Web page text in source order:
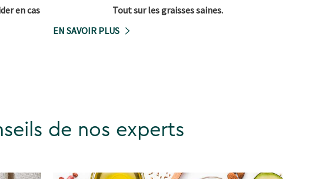
en cas
Tout sur les graisses saines.
EN SAVOIR PLUS
de nos experts